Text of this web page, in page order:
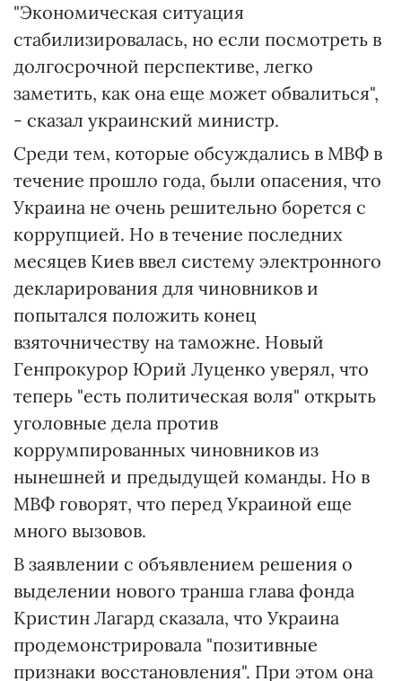
"Экономическая ситуация
стабилизировалась, но если посмотреть в
долгосрочной перспективе, легко
заметить, как она еще может обвалиться",
- сказал украинский министр.
Среди тем, которые обсуждались в МВФ в
течение прошло года, были опасения, что
Украина не очень решительно борется с
коррупцией. Но в течение последних
месяцев Киев ввел систему электронного
декларирования для чиновников и
попытался положить конец
взяточничеству на таможне. Новый
Генпрокурор Юрий Луценко уверял, что
теперь "есть политическая воля" открыть
уголовные дела против
коррумпированных чиновников из
нынешней и предыдущей команды. Но в
МВФ говорят, что перед Украиной еще
много вызовов.
В заявлении с объявлением решения о
выделении нового транша глава фонда
Кристин Лагард сказала, что Украина
продемонстрировала "позитивные
признаки восстановления". При этом она